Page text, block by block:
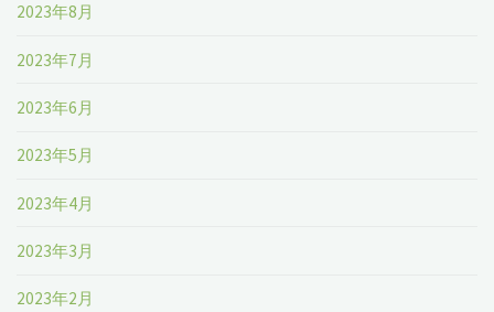
2023年8月
2023年7月
2023年6月
2023年5月
2023年4月
2023年3月
2023年2月